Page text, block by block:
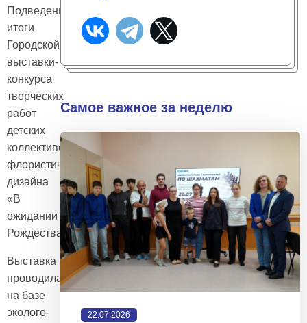
Подведены
итоги
Городской
выставки-
конкурса
творческих
работ
детских
коллективов
флористического
дизайна
«В
ожидании
Рождества»
Выставка
проводилась
на базе
эколого-
Самое важное за неделю
22.07.2026